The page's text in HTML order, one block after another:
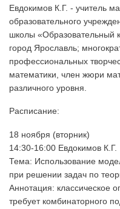
Евдокимов К.Г. - учитель
образовательного
школы «Образовательный
город Ярославль;
профессиональных
математики, член жюри
различного уровня.
Расписание:
18 ноября (вторник)
14:30-16:00 Евдокимов К.Г.
Тема: Использование
при решении задач по
Аннотация: классическое
требует комбинаторного